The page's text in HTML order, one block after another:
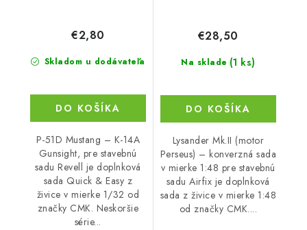
Skladom u dodávateľa
€2,80
DO KOŠÍKA
P-51D Mustang – K-14A
Gunsight, pre stavebnú
sadu Revell je doplnková
sada Quick & Easy z
živice v mierke 1/32 od
značky CMK. Neskoršie
série...
Na sklade (1 ks)
€28,50
DO KOŠÍKA
Lysander Mk.II (motor
Perseus) – konverzná sada
v mierke 1:48 pre stavebnú
sadu Airfix je doplnková
sada z živice v mierke 1:48
od značky CMK....